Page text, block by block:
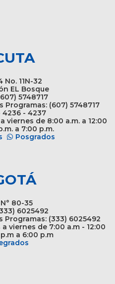
No. 11N-32
EL Bosque
5748717
(607) 5748717
4236 - 4237
viernes de 8:00 a.m. a 12:00
a 7:00 p.m.
Posgrados
N° 80-35
6025492
(333) 6025492
viernes de 7:00 a.m - 12:00
a 6:00 p.m